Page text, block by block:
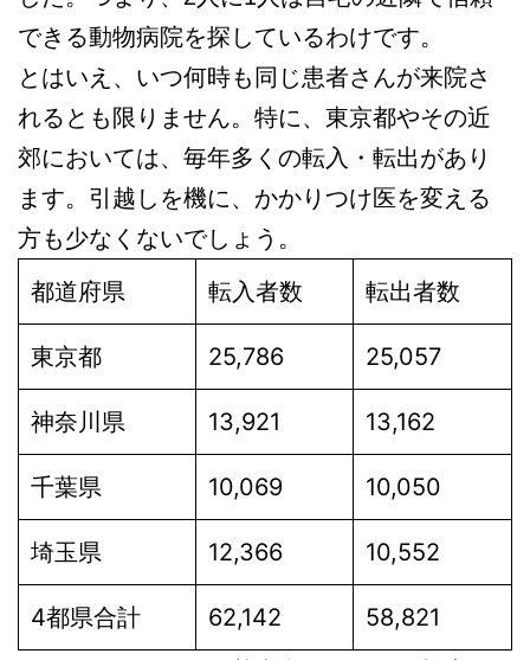
できる動物病院を探しているわけです。
とはいえ、いつ何時も同じ患者さんが来院さ
れるとも限りません。特に、東京都やその近
郊においては、毎年多くの転入・転出があり
ます。引越しを機に、かかりつけ医を変える
方も少なくないでしょう。
都道府県 転入者数 転出者数
東京都 25,786 25,057
神奈川県 13,921 13,162
千葉県 10,069 10,050
埼玉県 12,366 10,552
4都県合計 62,142 58,821